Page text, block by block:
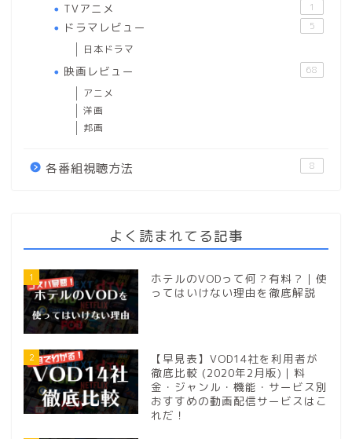
TVアニメ 1
ドラマレビュー 5
日本ドラマ
映画レビュー 68
アニメ
洋画
邦画
各番組視聴方法 8
よく読まれてる記事
1
ホテルのVODって何？有料？｜使
ってはいけない理由を徹底解説
2
【早見表】VOD14社を利用者が
徹底比較 (2020年2月版)｜料
金・ジャンル・機能・サービス別
おすすめの動画配信サービスはこ
れだ！